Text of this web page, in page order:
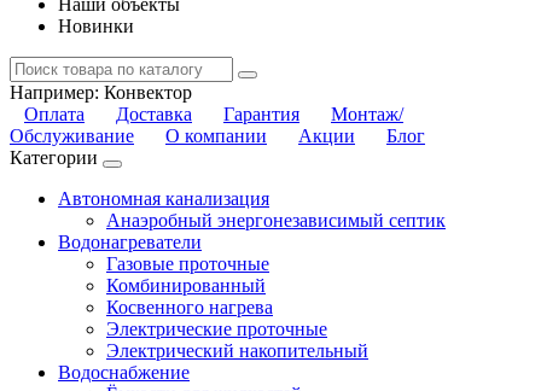
Наши объекты
Новинки
Например: Конвектор
Оплата
Доставка Гарантия
Монтаж/
Обслуживание
О компании Акции
Блог
Категории
Автономная канализация
Анаэробный энергонезависимый септик
Водонагреватели
Газовые проточные
Комбинированный
Косвенного нагрева
Электрические проточные
Электрический накопительный
Водоснабжение